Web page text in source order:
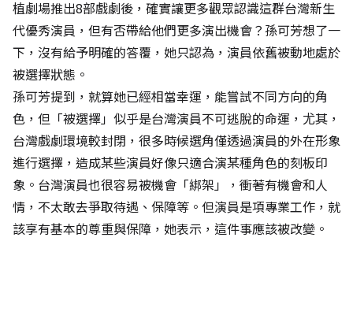
植劇場推出8部戲劇後，確實讓更多觀眾認識這群台灣新生
代優秀演員，但有否帶給他們更多演出機會？孫可芳想了一
下，沒有給予明確的答覆，她只認為，演員依舊被動地處於
被選擇狀態。
孫可芳提到，就算她已經相當幸運，能嘗試不同方向的角
色，但「被選擇」似乎是台灣演員不可逃脫的命運，尤其，
台灣戲劇環境較封閉，很多時候選角僅透過演員的外在形象
進行選擇，造成某些演員好像只適合演某種角色的刻板印
象。台灣演員也很容易被機會「綁架」，衝著有機會和人
情，不太敢去爭取待遇、保障等。但演員是項專業工作，就
該享有基本的尊重與保障，她表示，這件事應該被改變。